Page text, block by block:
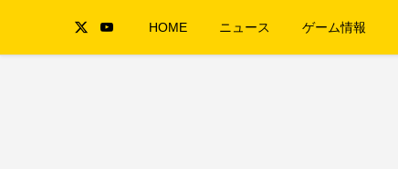
HOME ニュース ゲーム情報